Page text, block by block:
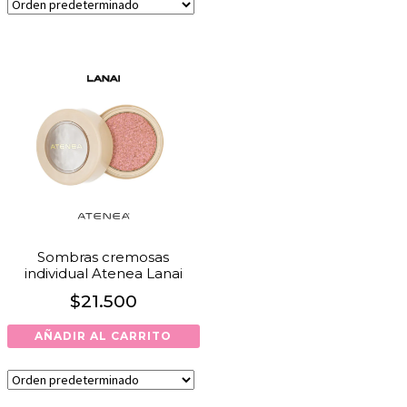
Sombras cremosas
individual Atenea Lanai
$21.500
AÑADIR AL CARRITO